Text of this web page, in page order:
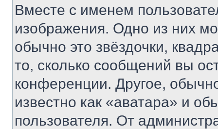
Вместе с именем
изображения. Одно из них
обычно это звёздочки,
то, сколько сообщений вы
конференции. Другое,
известно как «аватара» и
пользователя. От